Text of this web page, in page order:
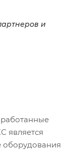
и
является
оборудования